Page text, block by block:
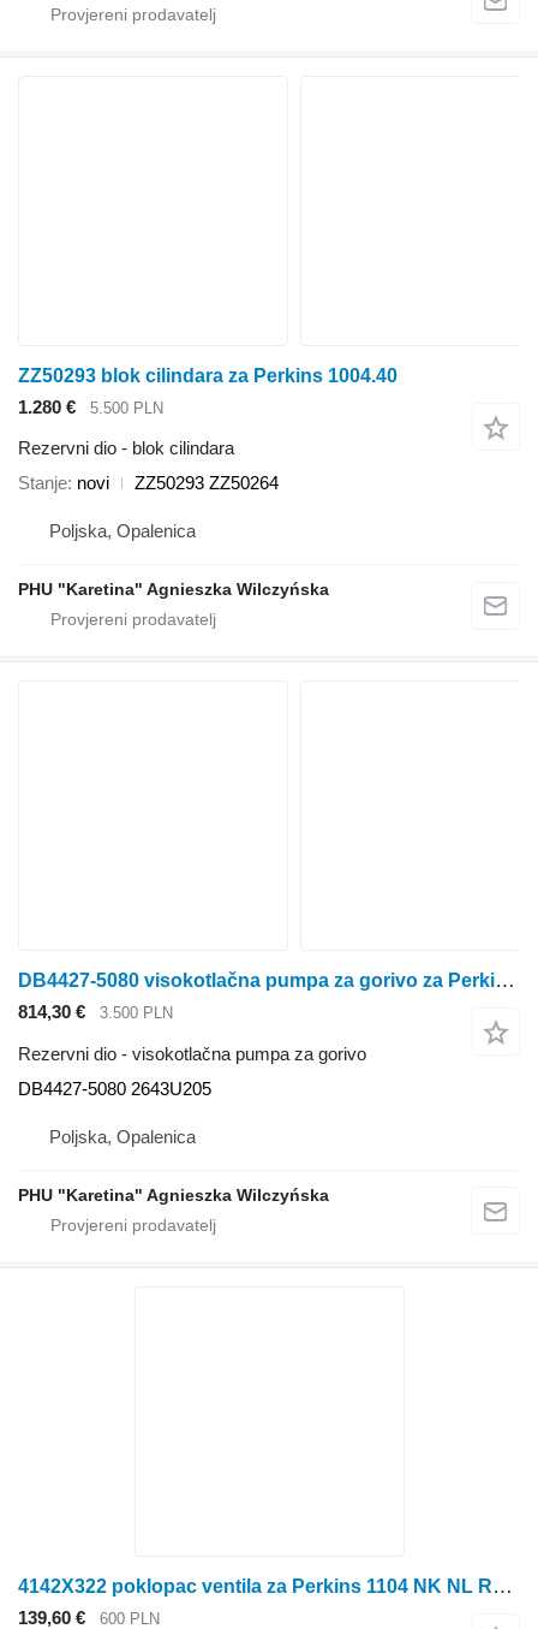
ZZ50293 blok cilindara za Perkins 1004.40
1.280 €
5.500 PLN
Rezervni dio - blok cilindara
Stanje novi ZZ50293 ZZ50264
Poljska, Opalenica
PHU "Karetina" Agnieszka Wilczyńska
DB4427-5080 visokotlačna pumpa za gorivo za Perkins Cat
814,30 € 3.500 PLN
Rezervni dio - visokotlačna pumpa za gorivo
DB4427-5080 2643U205
Poljska, Opalenica
PHU "Karetina" Agnieszka Wilczyńska
4142X322 poklopac ventila za Perkins 1104 NK NL RG RJ
139,60 € 600 PLN